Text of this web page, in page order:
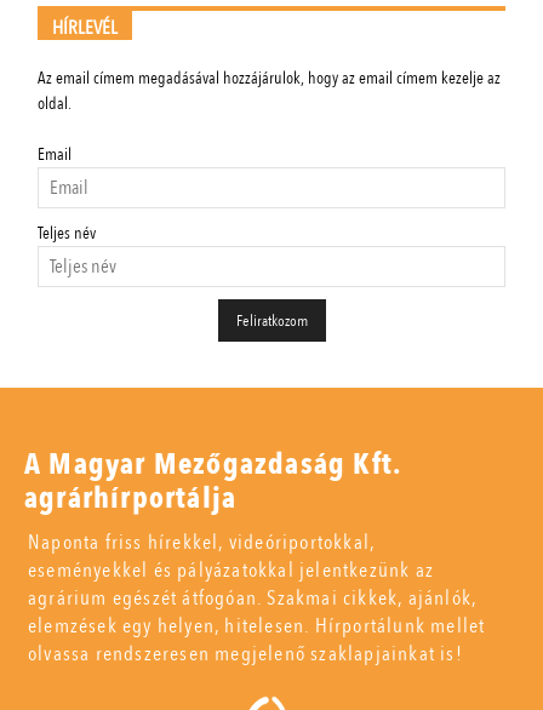
HÍRLEVÉL
Az email címem megadásával hozzájárulok, hogy az email címem kezelje az
oldal.
Email
Teljes név
A Magyar Mezőgazdaság Kft.
agrárhírportálja
Naponta friss hírekkel, videóriportokkal,
eseményekkel és pályázatokkal jelentkezünk az
agrárium egészét átfogóan. Szakmai cikkek, ajánlók,
elemzések egy helyen, hitelesen. Hírportálunk mellet
olvassa rendszeresen megjelenő szaklapjainkat is!